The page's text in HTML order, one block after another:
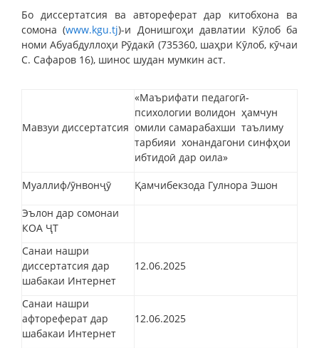
Бо диссертатсия ва автореферат дар китобхона ва
сомона (www.kgu.tj)-и Донишгоҳи давлатии Кӯлоб ба
номи Абуабдуллоҳи Рӯдакӣ (735360, шаҳри Кӯлоб, кӯчаи
С. Сафаров 16), шинос шудан мумкин аст.
Мавзуи диссертатсия
«Маърифати педагогӣ-
психологии волидон ҳамчун
омили самарабахши таълиму
тарбияи хонандагони синфҳои
ибтидоӣ дар оила»
Муаллиф/ӯнвонҷӯ Қамчибекзода Гулнора Эшон
Эълон дар сомонаи
КОА ҶТ
Санаи нашри
диссертатсия дар
шабакаи Интернет
12.06.2025
Санаи нашри
афтореферат дар
шабакаи Интернет
12.06.2025